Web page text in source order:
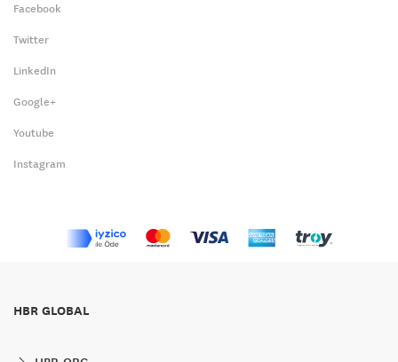
Facebook
Twitter
LinkedIn
Google+
Youtube
Instagram
HBR GLOBAL